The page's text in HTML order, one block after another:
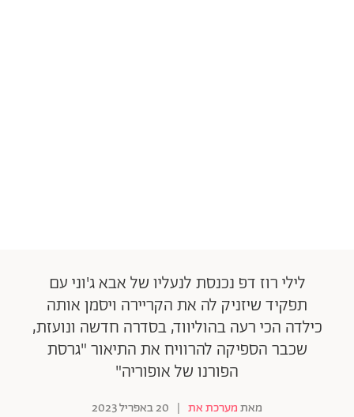
לילי רוז דפ נכנסת לנעליו של אבא ג'וני עם
תפקיד שיזניק לה את הקריירה ויסמן אותה
כילדה הכי רעה בהוליווד, בסדרה חדשה ונועזת,
שכבר הספיקה להרוויח את התיאור "גרסת
הפורנו של אופוריה"
מאתמערכת את | 20 באפריל 2023